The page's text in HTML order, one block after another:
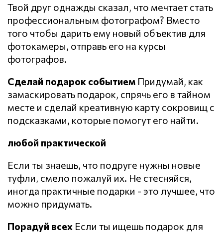
Твой друг однажды сказал, что мечтает стать
профессиональным фотографом? Вместо
того чтобы дарить ему новый объектив для
фотокамеры, отправь его на курсы
фотографов.
Сделай подарок событием Придумай, как
замаскировать подарок, спрячь его в тайном
месте и сделай креативную карту сокровищ с
подсказками, которые помогут его найти.
любой практической
Если ты знаешь, что подруге нужны новые
туфли, смело пожалуй их. Не стесняйся,
иногда практичные подарки - это лучшее, что
можно придумать.
Порадуй всех Если ты ищешь подарок для